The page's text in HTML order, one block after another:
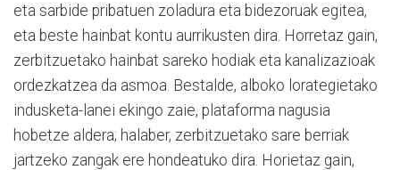
eta sarbide pribatuen zoladura eta bidezoruak egitea,
eta beste hainbat kontu aurrikusten dira. Horretaz gain,
zerbitzuetako hainbat sareko hodiak eta kanalizazioak
ordezkatzea da asmoa. Bestalde, alboko lorategietako
indusketa-lanei ekingo zaie, plataforma nagusia
hobetze aldera; halaber, zerbitzuetako sare berriak
jartzeko zangak ere hondeatuko dira. Horietaz gain,